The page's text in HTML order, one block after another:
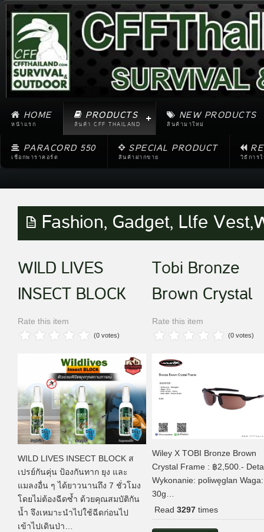
HOME
หน้าแรก
PRODUCTS
สินค้า CFF THAILAND
NEW PRODUCTS
สินค้ามาใหม่
PARACORD 550
เชือกพาราคอร์ด
SPECIAL PRODUCT
สินค้าฝากขาย วิธีการ
Fashion, Gadget, Llfe
WILD LIVES
INSECT BLOCK
Rate this item
(0 votes)
WILD LIVES INSECT BLOCK ส
เปรย์กันคุ่น ป้องกันทาก ยุง และ
แมลงอื่น ๆ ได้ยาวนานถึง 7 ชั่วโมง
โดยไม่ต้องฉีดซ้ำ ด้วยคุณสมบัติกัน
น้ำ จึงเหมาะนำไปใช้ฉีดก่อนไป
เข้าไปเดินป่า…
Tobi Bronze
Brown Crystal
Rate this item
(0 votes)
Wiley X TOBI Bronze Brown
Crystal Frame : ฿2,500.-
Wykonanie: poliwęglan Waga:
30g…
Read 3297times